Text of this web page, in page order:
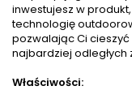
inwestujesz w
technologię
pozwalając Ci cieszyć
najbardziej odległych
Właściwości: